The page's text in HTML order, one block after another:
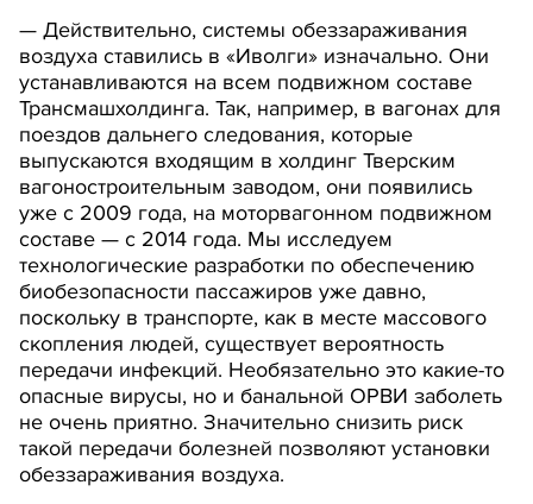
— Действительно, системы обеззараживания
воздуха ставились в «Иволги» изначально. Они
устанавливаются на всем подвижном составе
Трансмашхолдинга. Так, например, в вагонах для
поездов дальнего следования, которые
выпускаются входящим в холдинг Тверским
вагоностроительным заводом, они появились
уже с 2009 года, на моторвагонном подвижном
составе — с 2014 года. Мы исследуем
технологические разработки по обеспечению
биобезопасности пассажиров уже давно,
поскольку в транспорте, как в месте массового
скопления людей, существует вероятность
передачи инфекций. Необязательно это какие-то
опасные вирусы, но и банальной ОРВИ заболеть
не очень приятно. Значительно снизить риск
такой передачи болезней позволяют установки
обеззараживания воздуха.